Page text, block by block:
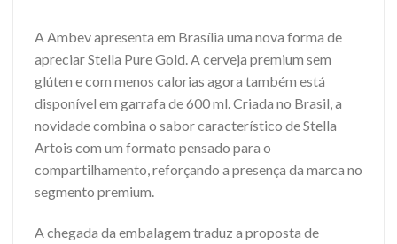
A Ambev apresenta em Brasília uma nova forma de
apreciar Stella Pure Gold. A cerveja premium sem
glúten e com menos calorias agora também está
disponível em garrafa de 600 ml. Criada no Brasil, a
novidade combina o sabor característico de Stella
Artois com um formato pensado para o
compartilhamento, reforçando a presença da marca no
segmento premium.
A chegada da embalagem traduz a proposta de